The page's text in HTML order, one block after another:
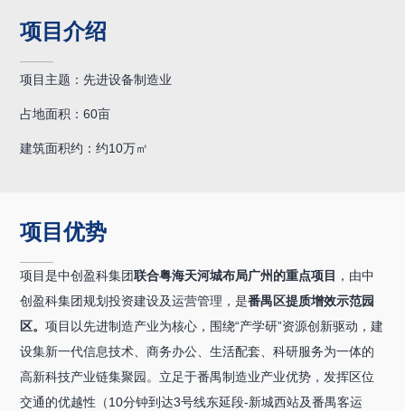
项目介绍
项目主题：先进设备制造业
占地面积：60亩
建筑面积约：约10万㎡
项目优势
项目是中创盈科集团联合粤海天河城布局广州的重点项目 ，由中
创盈科集团规划投资建设及运营管理，是番禺区提质增效示范园
区。项目以先进制造产业为核心，围绕“产学研”资源创新驱动，建
设集新一代信息技术、商务办公、生活配套、科研服务为一体的
高新科技产业链集聚园。立足于番禺制造业产业优势，发挥区位
交通的优越性（10分钟到达3号线东延段-新城西站及番禺客运